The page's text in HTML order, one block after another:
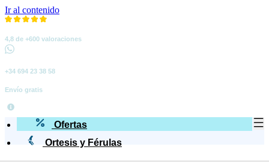
Ir al contenido
4,8 de +600 valoraciones
+34 694 23 38 58
Envío gratis
Ofertas
Ortesis y Férulas